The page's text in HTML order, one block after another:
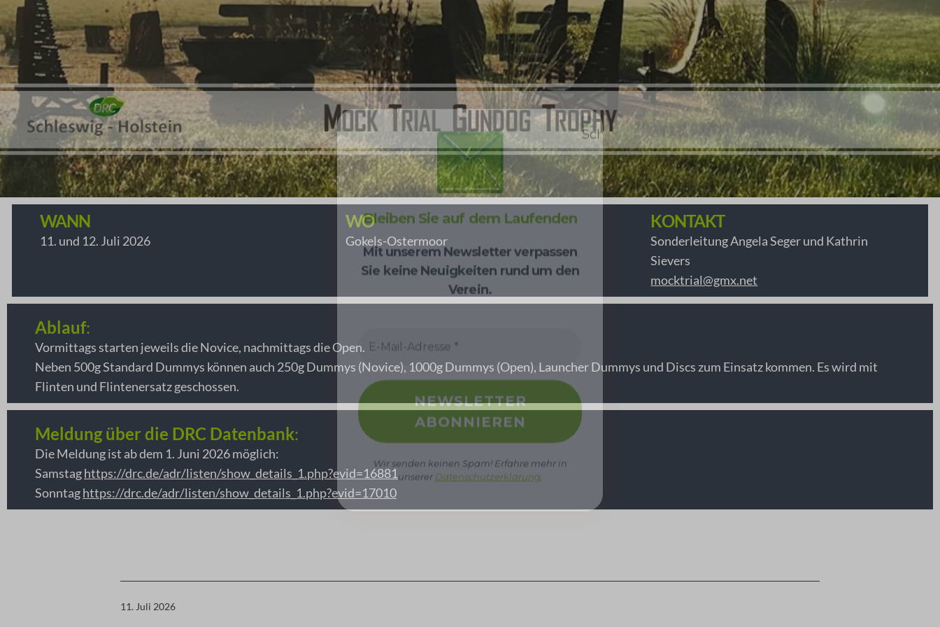
WANN
11. und 12. Juli 2026
WO
Gokels-Ostermoor
KONTAKT
Sonderleitung Angela Seger und Kathrin
Sievers
mocktrial@gmx.net
Ablauf:
Vormittags starten jeweils die Novice, nachmittags die Open.
Neben 500g Standard Dummys können auch 250g Dummys (Novice), 1000g Dummys (Open), Launcher Dummys und Discs zum Einsatz kommen. Es wird mit
Flinten und Flintenersatz geschossen.
Meldung über die DRC Datenbank:
Die Meldung ist ab dem 1. Juni 2026 möglich:
Samstaghttps://drc.de/adr/listen/show_details_1.php?evid=16881
Sonntaghttps://drc.de/adr/listen/show_details_1.php?evid=17010
Bleiben Sie auf dem Laufenden
Mit unserem Newsletter verpassen
Sie keine Neuigkeiten rund um den
Verein.
Wir senden keinen Spam! Erfahre mehr in
Veröffentlicht
11. Juli 2026